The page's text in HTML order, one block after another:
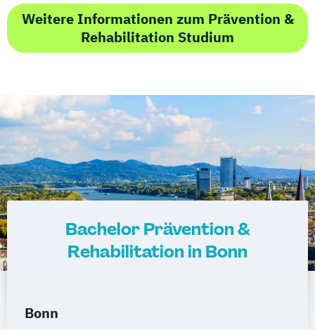
Weitere Informationen zum Prävention &
Rehabilitation Studium
Bachelor Prävention &
Rehabilitation in Bonn
Bonn